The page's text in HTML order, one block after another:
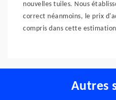
nouvelles tuiles. Nous
correct néanmoins, le prix
compris dans cette
Autres